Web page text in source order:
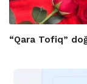
“Qara Tofiq”